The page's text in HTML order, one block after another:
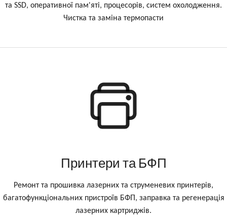
та SSD, оперативної пам'яті, процесорів, систем охолодження.
Чистка та заміна термопасти
Принтери та БФП
Ремонт та прошивка лазерних та струменевих принтерів,
багатофункціональних пристроїв БФП, заправка та регенерація
лазерних картриджів.